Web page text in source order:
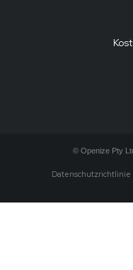
© Openize Pty
Datenschutzrichtlinie